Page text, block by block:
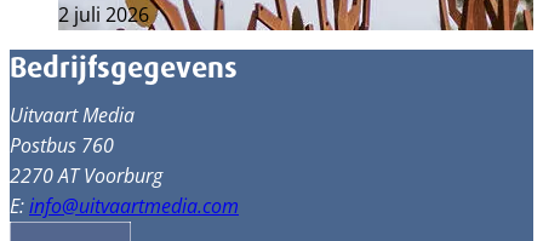
2 juli 2026
Bedrijfsgegevens
Uitvaart Media
Postbus 760
2270 AT Voorburg
E:info@uitvaartmedia.com